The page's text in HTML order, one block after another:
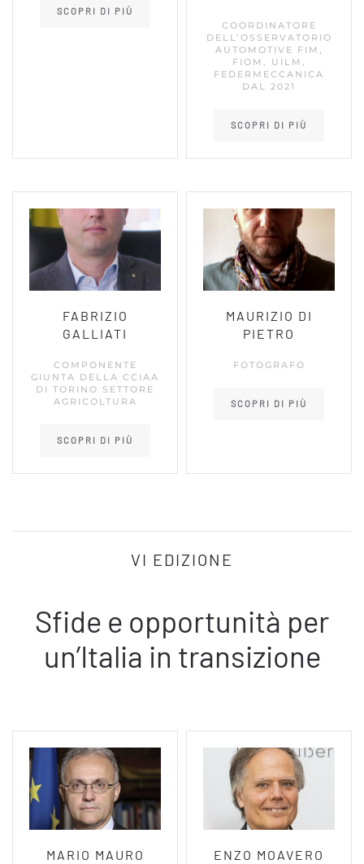
SCOPRI DI PIÙ
COORDINATORE
DELL’OSSERVATORIO
AUTOMOTIVE FIM,
FIOM, UILM,
FEDERMECCANICA
DAL 2021
SCOPRI DI PIÙ
FABRIZIO
GALLIATI
COMPONENTE
GIUNTA DELLA CCIAA
DI TORINO SETTORE
AGRICOLTURA
SCOPRI DI PIÙ
MAURIZIO DI
PIETRO
FOTOGRAFO
SCOPRI DI PIÙ
VI EDIZIONE
Sfide e opportunità per
un’Italia in transizione
MARIO MAURO
ENZO MOAVERO